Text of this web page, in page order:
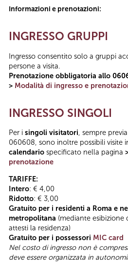
Informazioni e prenotazioni:
INGRESSO GRUPPI
Ingresso consentito solo a gruppi
persone a visita.
Prenotazione obbligatoria allo
> Modalità di ingresso e
INGRESSO SINGOLI
Per i singoli visitatori, sempre
060608, sono inoltre possibili visite
calendario specificato nella pagina
prenotazione
TARIFFE:
Intero: € 4,00
Ridotto: € 3,00
Gratuito per i residenti a Roma e
metropolitana (mediante
attesti la residenza)
Gratuito per i possessori MIC card
Nel costo di ingresso non è
deve essere organizzata in